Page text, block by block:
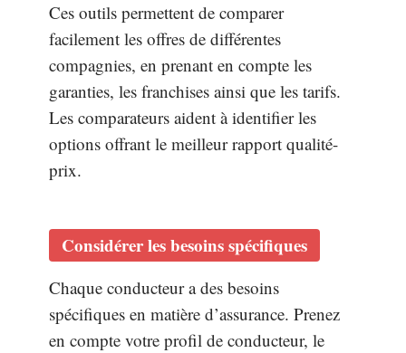
Ces outils permettent de comparer
facilement les offres de différentes
compagnies, en prenant en compte les
garanties, les franchises ainsi que les tarifs.
Les comparateurs aident à identifier les
options offrant le meilleur rapport qualité-
prix.
Considérer les besoins spécifiques
Chaque conducteur a des besoins
spécifiques en matière d’assurance. Prenez
en compte votre profil de conducteur, le